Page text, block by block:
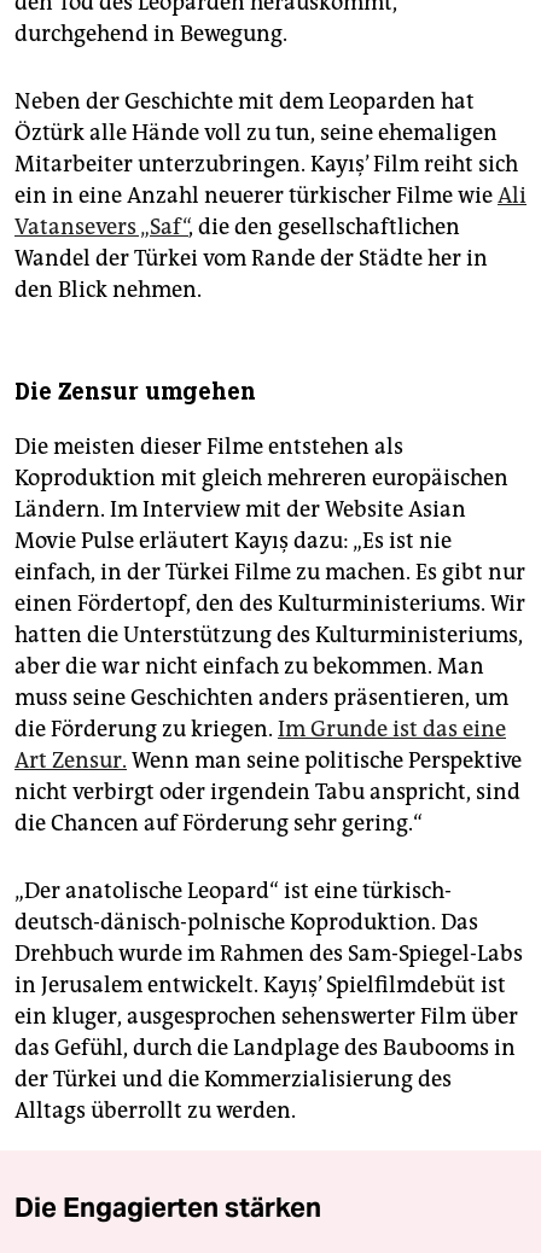
durchgehend in Bewegung.
Neben der Geschichte mit dem Leoparden hat
Öztürk alle Hände voll zu tun, seine ehemaligen
Mitarbeiter unterzubringen. Kayış’ Film reiht sich
ein in eine Anzahl neuerer türkischer Filme wieAli
Vatansevers „Saf“, die den gesellschaftlichen
Wandel der Türkei vom Rande der Städte her in
den Blick nehmen.
Die Zensur umgehen
Die meisten dieser Filme entstehen als
Koproduktion mit gleich mehreren europäischen
Ländern. Im Interview mit der Website Asian
Movie Pulse erläutert Kayış dazu: „Es ist nie
einfach, in der Türkei Filme zu machen. Es gibt nur
einen Fördertopf, den des Kulturministeriums. Wir
hatten die Unterstützung des Kulturministeriums,
aber die war nicht einfach zu bekommen. Man
muss seine Geschichten anders präsentieren, um
die Förderung zu kriegen. Im Grunde ist das eine
Art Zensur. Wenn man seine politische Perspektive
nicht verbirgt oder irgendein Tabu anspricht, sind
die Chancen auf Förderung sehr gering.“
„Der anatolische Leopard“ ist eine türkisch-
deutsch-dänisch-polnische Koproduktion. Das
Drehbuch wurde im Rahmen des Sam-Spiegel-Labs
in Jerusalem entwickelt. Kayış’ Spielfilmdebüt ist
ein kluger, ausgesprochen sehenswerter Film über
das Gefühl, durch die Landplage des Baubooms in
der Türkei und die Kommerzialisierung des
Alltags überrollt zu werden.
Die Engagierten stärken